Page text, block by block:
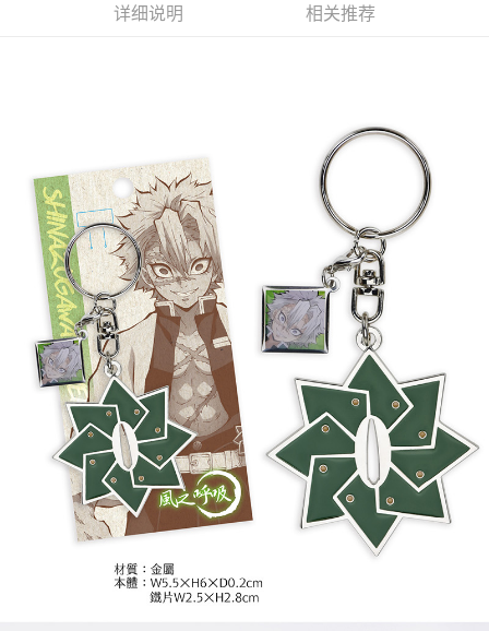
(不開放使用，請勿選取）
每笔NT$9,999
7-11取貨付款
每笔NT$65，满NT$1,300(含以上)免运费
付款後7-11取貨
每笔NT$65，满NT$1,300(含以上)免运费
宅配-木棉花樂園專用
每笔NT$100，满NT$1,300(含以上)免运费
宅配-離島(澎湖/金門/馬祖)-木棉花樂園專用
每笔NT$220
黑貓宅配-貨到付款
详细说明 相关推荐